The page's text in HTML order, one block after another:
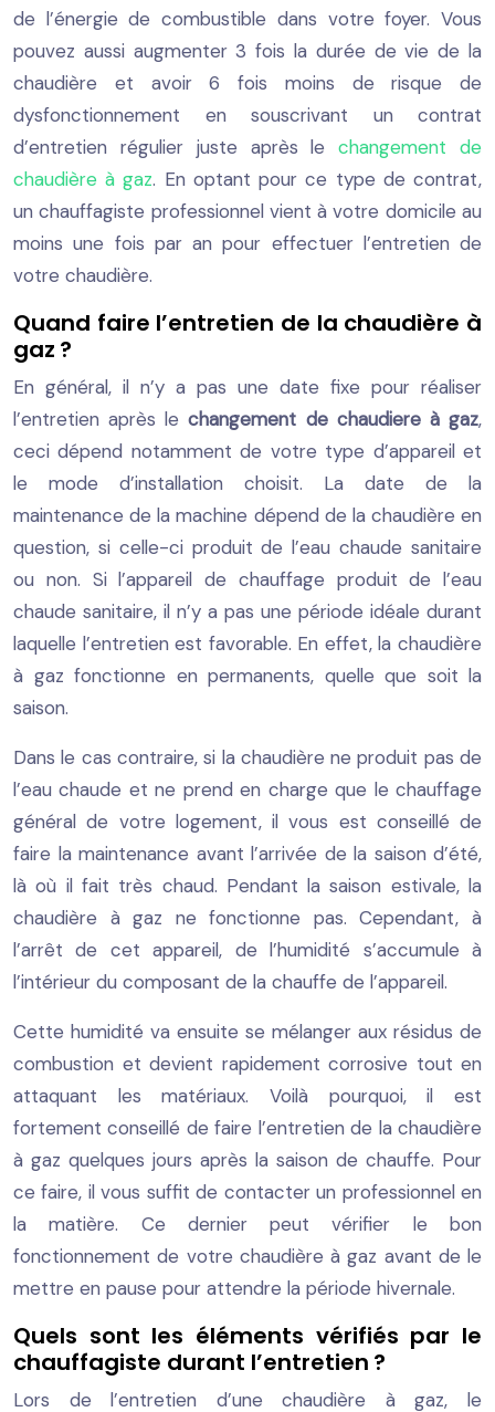
de l’énergie de combustible dans votre foyer. Vous
pouvez aussi augmenter 3 fois la durée de vie de la
chaudière et avoir 6 fois moins de risque de
dysfonctionnement en souscrivant un contrat
d’entretien régulier juste après lechangement de
chaudière à gaz. En optant pour ce type de contrat,
un chauffagiste professionnel vient à votre domicile au
moins une fois par an pour effectuer l’entretien de
votre chaudière.
Quand faire l’entretien de la chaudière à
gaz ?
En général, il n’y a pas une date fixe pour réaliser
l’entretien après lechangement de chaudiere à gaz,
ceci dépend notamment de votre type d’appareil et
le mode d’installation choisit. La date de la
maintenance de la machine dépend de la chaudière en
question, si celle-ci produit de l’eau chaude sanitaire
ou non. Si l’appareil de chauffage produit de l’eau
chaude sanitaire, il n’y a pas une période idéale durant
laquelle l’entretien est favorable. En effet, la chaudière
à gaz fonctionne en permanents, quelle que soit la
saison.
Dans le cas contraire, si la chaudière ne produit pas de
l’eau chaude et ne prend en charge que le chauffage
général de votre logement, il vous est conseillé de
faire la maintenance avant l’arrivée de la saison d’été,
là où il fait très chaud. Pendant la saison estivale, la
chaudière à gaz ne fonctionne pas. Cependant, à
l’arrêt de cet appareil, de l’humidité s’accumule à
l’intérieur du composant de la chauffe de l’appareil.
Cette humidité va ensuite se mélanger aux résidus de
combustion et devient rapidement corrosive tout en
attaquant les matériaux. Voilà pourquoi, il est
fortement conseillé de faire l’entretien de la chaudière
à gaz quelques jours après la saison de chauffe. Pour
ce faire, il vous suffit de contacter un professionnel en
la matière. Ce dernier peut vérifier le bon
fonctionnement de votre chaudière à gaz avant de le
mettre en pause pour attendre la période hivernale.
Quels sont les éléments vérifiés par le
chauffagiste durant l’entretien ?
Lors de l’entretien d’une chaudière à gaz, le